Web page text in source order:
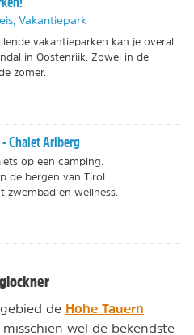
Vakantiepark
vakantieparken kan je overal
in Oostenrijk. Zowel in de
zomer.
Chalet Arlberg
op een camping.
de bergen van Tirol.
zwembad en wellness.
de Hohe Tauern
wel de bekendste